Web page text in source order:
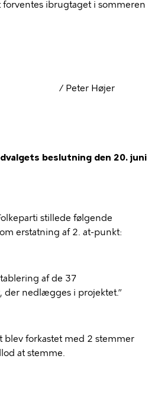
forventes ibrugtaget i sommeren
Højer
beslutning den 20. juni
stillede følgende
erstatning af 2. at-punkt:
af de 37
der nedlægges i projektet.”
forkastet med 2 stemmer
at stemme.